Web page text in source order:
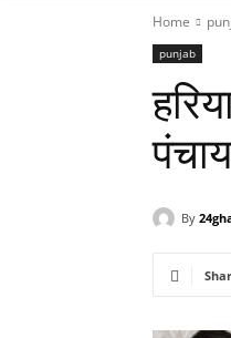
Home
punjab
By